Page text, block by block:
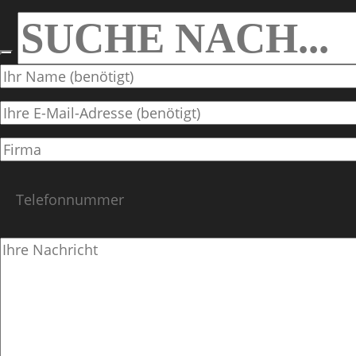
SEARCH